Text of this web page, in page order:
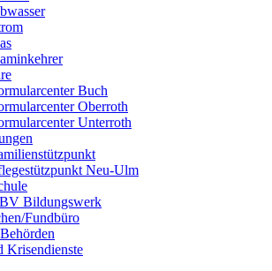
Buch
Oberroth
Unterroth
Neu-Ulm
Bildungswerk
Fundbüro
Krisendienste